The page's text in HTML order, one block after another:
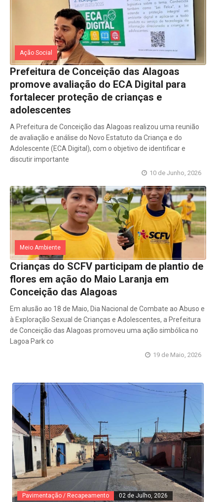
Ação Social
Prefeitura de Conceição das Alagoas
promove avaliação do ECA Digital para
fortalecer proteção de crianças e
adolescentes
A Prefeitura de Conceição das Alagoas realizou uma reunião
de avaliação e análise do Novo Estatuto da Criança e do
Adolescente (ECA Digital), com o objetivo de identificar e
discutir importante
10 de Junho, 2026
Meio Ambiente
Crianças do SCFV participam de plantio de
flores em ação do Maio Laranja em
Conceição das Alagoas
Em alusão ao 18 de Maio, Dia Nacional de Combate ao Abuso e
à Exploração Sexual de Crianças e Adolescentes, a Prefeitura
de Conceição das Alagoas promoveu uma ação simbólica no
Lagoa Park co
19 de Maio, 2026
Pavimentação / Recapeamento 02 de Julho, 2026